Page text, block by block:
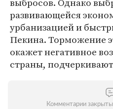
развивающейся
урбанизацией и
Пекина. Торможение
окажет негативное
страны,
Комментарии